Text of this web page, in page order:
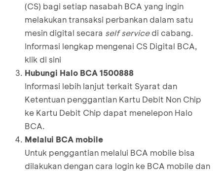
(CS) bagi setiap nasabah BCA yang ingin
melakukan transaksi perbankan dalam satu
mesin digital secara self servicedi cabang.
Informasi lengkap mengenai CS Digital BCA,
klik di sini
Hubungi Halo BCA 1500888
Informasi lebih lanjut terkait Syarat dan
Ketentuan penggantian Kartu Debit Non Chip
ke Kartu Debit Chip dapat menelepon Halo
BCA.
Melalui BCA mobile
Untuk penggantian melalui BCA mobile bisa
dilakukan dengan cara login ke BCA mobile dan